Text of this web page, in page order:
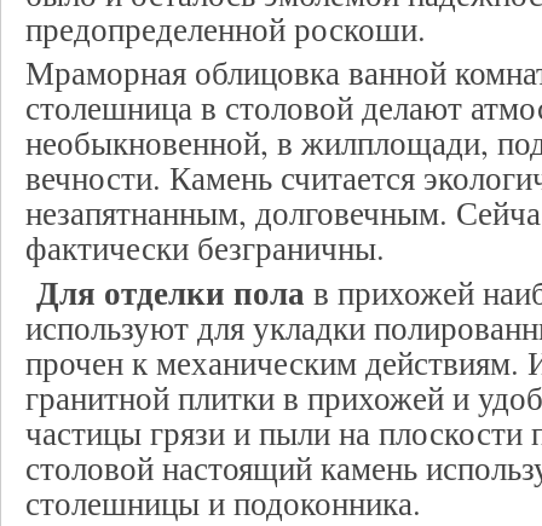
предопределенной роскоши.
Мраморная облицовка ванной
столешница в столовой делают
необыкновенной, в жилплощади,
вечности. Камень считается
незапятнанным, долговечным.
фактически безграничны.
Для отделки пола в прихожей
используют для укладки
прочен к механическим действиям.
гранитной плитки в прихожей и
частицы грязи и пыли на плоскости
столовой настоящий камень
столешницы и подоконника.